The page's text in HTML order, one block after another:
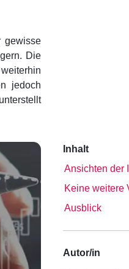
gewisse
Die
jedoch
Inhalt
Ansichten der
Keine weitere
Ausblick
Autor/in